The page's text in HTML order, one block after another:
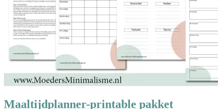
Maaltijdplanner-printable pakket